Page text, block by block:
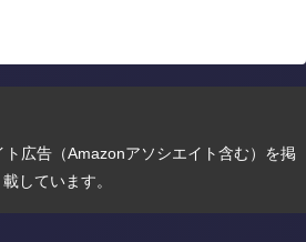
広告（Amazonアソシエイト含む）を掲
載しています。